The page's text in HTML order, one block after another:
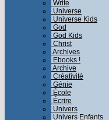
Write
Universe
Universe Kids
God
God Kids
Christ
Archives
Ebooks !
Archive
Créativité
Génie
École
Écrire
Univers
Univers Enfants